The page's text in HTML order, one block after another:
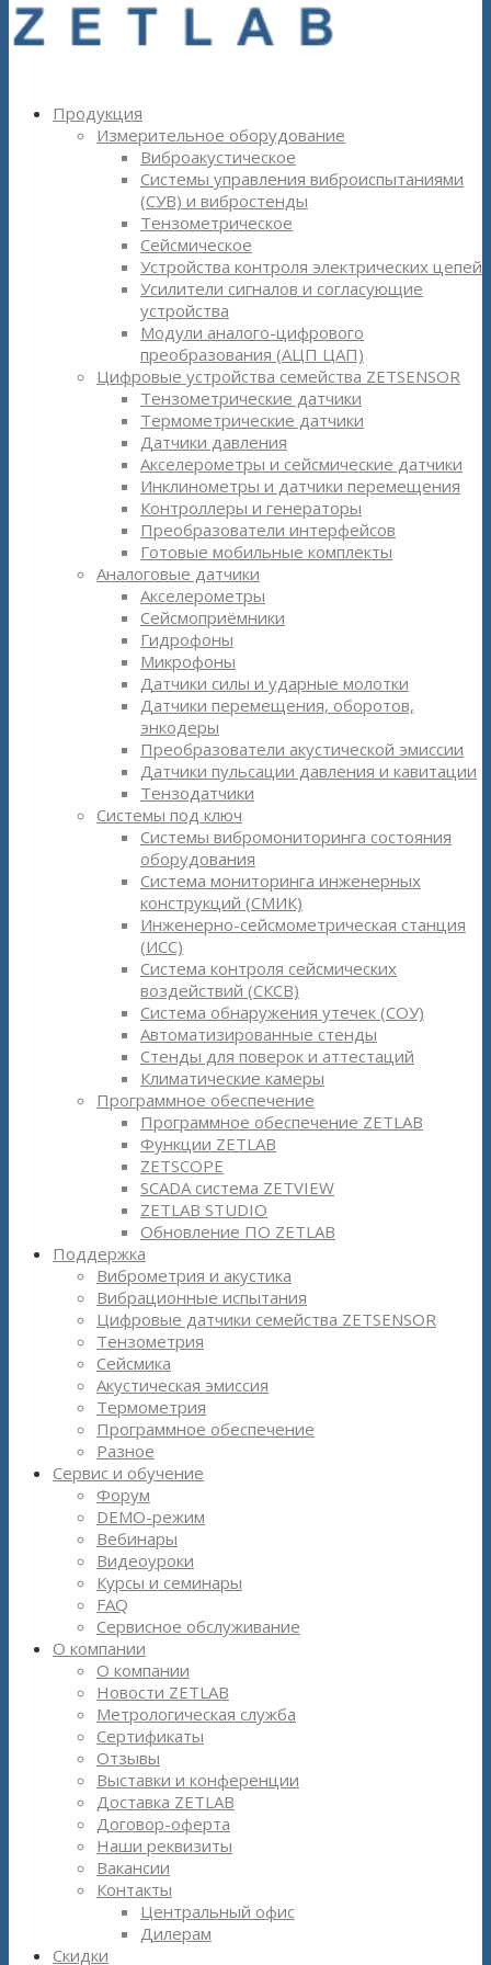
Продукция
Измерительное оборудование
Виброакустическое
Системы управления виброиспытаниями
(СУВ) и вибростенды
Тензометрическое
Сейсмическое
Устройства контроля электрических цепей
Усилители сигналов и согласующие
устройства
Модули аналого-цифрового
преобразования (АЦП ЦАП)
Цифровые устройства семейства ZETSENSOR
Тензометрические датчики
Термометрические датчики
Датчики давления
Акселерометры и сейсмические датчики
Инклинометры и датчики перемещения
Контроллеры и генераторы
Преобразователи интерфейсов
Готовые мобильные комплекты
Аналоговые датчики
Акселерометры
Сейсмоприёмники
Гидрофоны
Микрофоны
Датчики силы и ударные молотки
Датчики перемещения, оборотов,
энкодеры
Преобразователи акустической эмиссии
Датчики пульсации давления и кавитации
Тензодатчики
Системы под ключ
Системы вибромониторинга состояния
оборудования
Система мониторинга инженерных
конструкций (СМИК)
Инженерно-сейсмометрическая станция
(ИСС)
Система контроля сейсмических
воздействий (СКСВ)
Система обнаружения утечек (СОУ)
Автоматизированные стенды
Стенды для поверок и аттестаций
Климатические камеры
Программное обеспечение
Программное обеспечение ZETLAB
Функции ZETLAB
ZETSCOPE
SCADA система ZETVIEW
ZETLAB STUDIO
Обновление ПО ZETLAB
Поддержка
Виброметрия и акустика
Вибрационные испытания
Цифровые датчики семейства ZETSENSOR
Тензометрия
Сейсмика
Акустическая эмиссия
Термометрия
Программное обеспечение
Разное
Сервис и обучение
Форум
DEMO-режим
Вебинары
Видеоуроки
Курсы и семинары
FAQ
Сервисное обслуживание
О компании
О компании
Новости ZETLAB
Метрологическая служба
Сертификаты
Отзывы
Выставки и конференции
Доставка ZETLAB
Договор-оферта
Наши реквизиты
Вакансии
Контакты
Центральный офис
Дилерам
Скидки